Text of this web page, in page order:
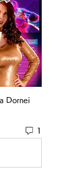
Dornei
1